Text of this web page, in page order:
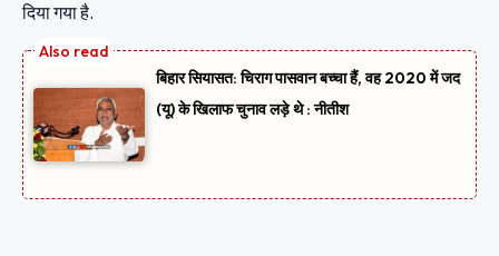
दिया गया है.
बिहार सियासत: चिराग पासवान बच्चा हैं, वह 2020 में जद
(यू) के खिलाफ चुनाव लड़े थे : नीतीश